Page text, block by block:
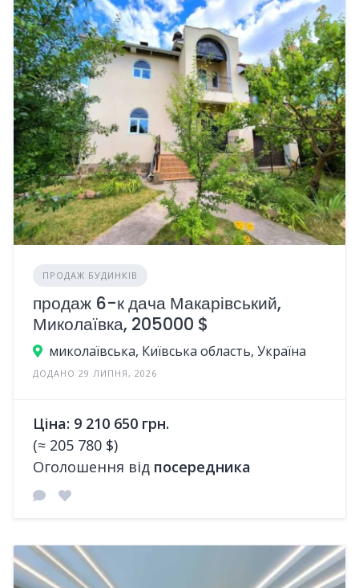
ПРОДАЖ БУДИНКІВ
продаж 6-к дача Макарівський,
Миколаївка, 205000 $
миколаївська, Київська область, Україна
ДОДАНО 29 ЛИПНЯ, 2026
Ціна: 9 210 650 грн.
(≈ 205 780 $)
Оголошення від посередника